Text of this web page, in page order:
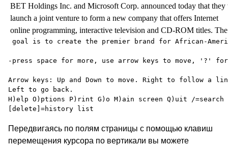
BET Holdings Inc. and Microsoft Corp. announced today that
launch a joint venture to form a new company that offers Internet
goal is to create the premier brand for African-
-press space for more, use arrow keys to move, '?'
Arrow keys: Up and Down to move. Right to follow a
Left to go back.
H)elp O)ptions P)rint G)o M)ain screen Q)uit /=search
Передвигаясь по полям страницы с помощью клавиш
перемещения курсора по вертикали вы можете